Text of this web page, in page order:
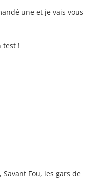
une et je vais vous
test !
Fou, les gars de